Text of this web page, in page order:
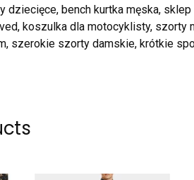
dziecięce, bench kurtka męska,
koszulka dla motocyklisty, szorty
szerokie szorty damskie, krótkie